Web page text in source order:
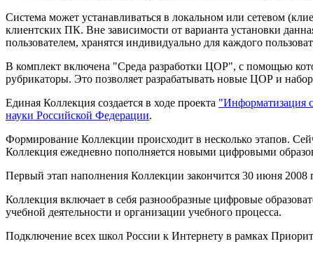
Система может устанавливаться в локальном или сетевом
клиентских ПК. Вне зависимости от варианта установки
пользователем, хранятся индивидуально для каждого
В комплект включена "Среда разработки ЦОР", с помощью
рубрикаторы. Это позволяет разрабатывать новые ЦОР и
Единая Коллекция создается в ходе проекта "Информатизация
науки Российской Федерации.
Формирование Коллекции происходит в несколько этапов.
Коллекция ежедневно пополняется новыми цифровыми
Первый этап наполнения Коллекции закончится 30 июня 2008
Коллекция включает в себя разнообразные цифровые
учебной деятельности и организации учебного процесса.
Подключение всех школ России к Интернету в рамках